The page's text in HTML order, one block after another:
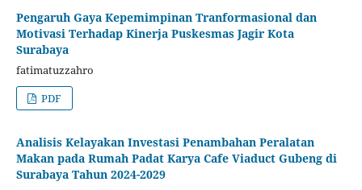
Pengaruh Gaya Kepemimpinan Tranformasional dan
Motivasi Terhadap Kinerja Puskesmas Jagir Kota
Surabaya
fatimatuzzahro
PDF
Analisis Kelayakan Investasi Penambahan Peralatan
Makan pada Rumah Padat Karya Cafe Viaduct Gubeng di
Surabaya Tahun 2024-2029